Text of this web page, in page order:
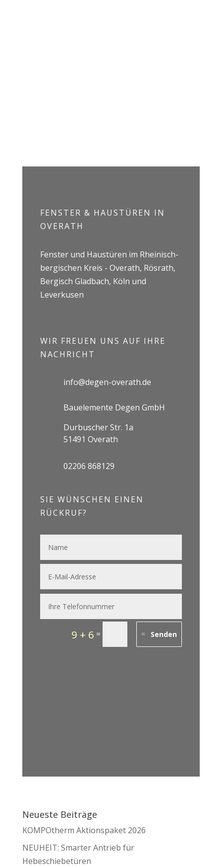
FENSTER & HAUSTÜREN IN
OVERATH
Fenster und Haustüren im Rheinisch-
bergischen Kreis - Overath, Rösrath,
Bergisch Gladbach, Köln und
Leverkusen
WIR FREUEN UNS AUF IHRE
NACHRICHT
info@degen-overath.de
Bauelemente Degen GmbH
Durbuscher Str. 1a
51491 Overath
02206 868129
SIE WÜNSCHEN EINEN
RÜCKRUF?
9 + 6 = Senden
Neueste Beiträge
KOMPOtherm Aktionspaket 2026
NEUHEIT: Smarter Antrieb für
Hebeschiebetüren